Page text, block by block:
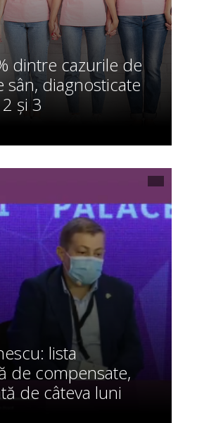
dintre cazurile de
sân, diagnosticate
și 3
lista
de compensate,
de câteva luni